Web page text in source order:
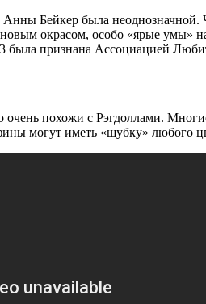
Бейкер была неоднозначной.
окрасом, особо «ярые умы»
была признана Ассоциацией
похожи с Рэгдоллами.
могут иметь «шубку» любого